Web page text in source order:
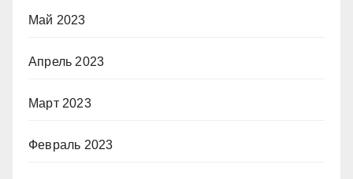
Май 2023
Апрель 2023
Март 2023
Февраль 2023